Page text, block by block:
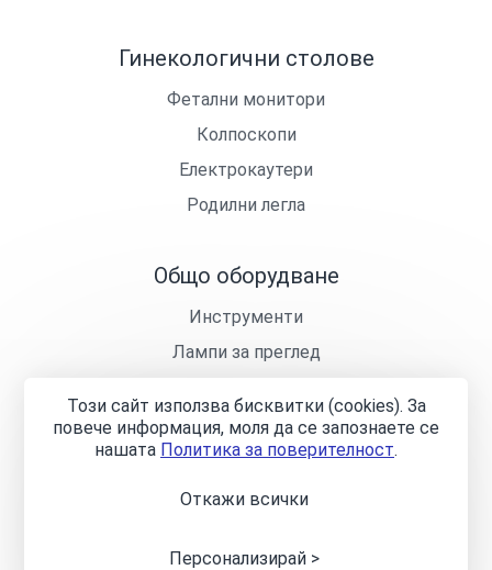
Гинекологични столове
Фетални монитори
Колпоскопи
Електрокаутери
Родилни легла
Общо оборудване
Инструменти
Лампи за преглед
Лекарски столчета
Карта на сайта
Този сайт използва бисквитки (cookies). За
повече информация, моля да се запознаете се
нашaтa Политика за поверителност.
Откажи всички
Персонализирай >